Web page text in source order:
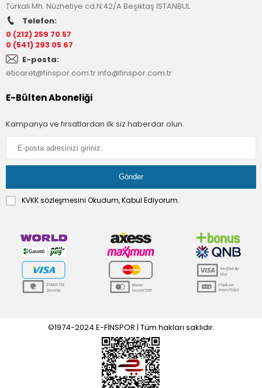
Türkali Mh. Nüzhetiye cd.N:42/A Beşiktaş İSTANBUL
Telefon:
0 (212) 259 70 57
0 (541) 293 05 67
E-posta:
eticaret@finspor.com.trinfo@finspor.com.tr
E-Bülten Aboneliği
Kampanya ve fırsatlardan ilk siz haberdar olun.
KVKK sözleşmesini Okudum, Kabul Ediyorum.
©1974-2024 E-FİNSPOR | Tüm hakları saklıdır.